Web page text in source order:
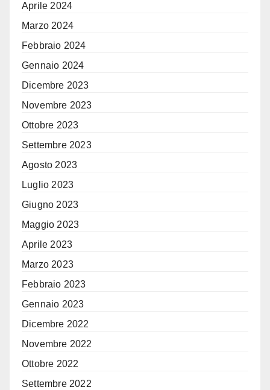
Aprile 2024
Marzo 2024
Febbraio 2024
Gennaio 2024
Dicembre 2023
Novembre 2023
Ottobre 2023
Settembre 2023
Agosto 2023
Luglio 2023
Giugno 2023
Maggio 2023
Aprile 2023
Marzo 2023
Febbraio 2023
Gennaio 2023
Dicembre 2022
Novembre 2022
Ottobre 2022
Settembre 2022